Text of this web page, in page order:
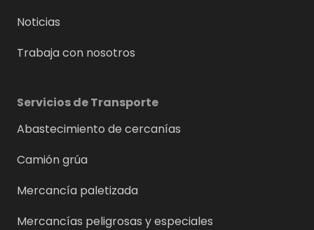
Noticias
Trabaja con nosotros
Servicios de Transporte
Abastecimiento de cercanías
Camión grúa
Mercancía paletizada
Mercancías peligrosas y especiales